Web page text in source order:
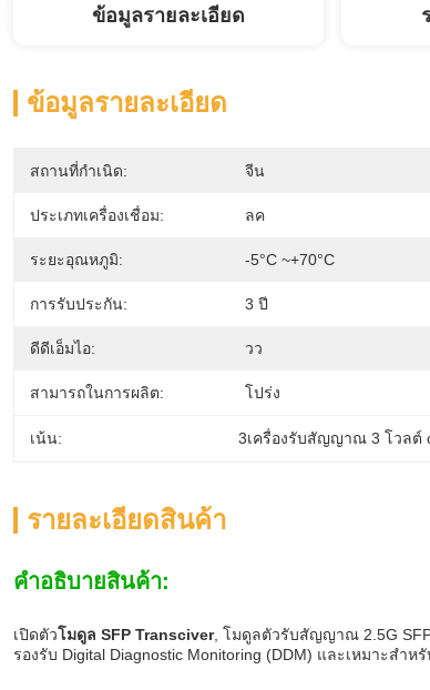
ข้อมูลรายละเอียด
ข้อมูลรายละเอียด
สถานที่กำเนิด: จีน
ประเภทเครื่องเชื่อม: ลค
ระยะอุณหภูมิ: -5°C ~+70°C
การรับประกัน: 3 ปี
ดีดีเอ็มไอ: วว
สามารถในการผลิต: โปร่ง
เน้น: 3เครื่องรับสัญญาณ 3 โวลต์
รายละเอียดสินค้า
คําอธิบายสินค้า:
เปิดตัวโมดูล SFP Transciver, โมดูลตัวรับสัญญาณ 2.5G SFP
รองรับ Digital Diagnostic Monitoring (DDM) และเหมาะสํ